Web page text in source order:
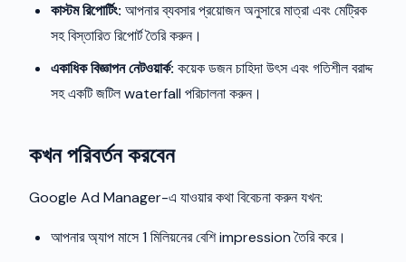
কাস্টম রিপোর্টিং: আপনার ব্যবসার প্রয়োজন অনুসারে মাত্রা এবং মেট্রিক
সহ বিস্তারিত রিপোর্ট তৈরি করুন।
একাধিক বিজ্ঞাপন নেটওয়ার্ক: কয়েক ডজন চাহিদা উৎস এবং গতিশীল বরাদ্দ
সহ একটি জটিল waterfall পরিচালনা করুন।
কখন পরিবর্তন করবেন
Google Ad Manager-এ যাওয়ার কথা বিবেচনা করুন যখন:
আপনার অ্যাপ মাসে 1 মিলিয়নের বেশি impression তৈরি করে।